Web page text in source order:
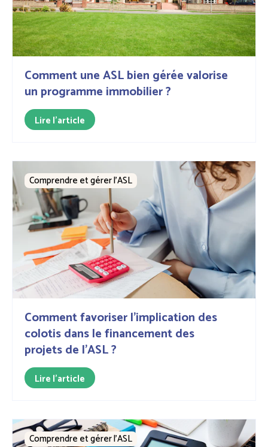
Comment une ASL bien gérée valorise
un programme immobilier ?
Lire l'article
Comment favoriser l'implication des
colotis dans le financement des
projets de l’ASL ?
Comprendre et gérer l’ASL
Lire l'article
Comprendre et gérer l’ASL